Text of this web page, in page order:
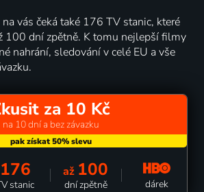
vás čeká také 176 TV stanic, které
100 dní zpětně. K tomu nejlepší filmy
nahrání, sledování v celé EU a vše
za 10 Kč
na 10 dní a bez závazku
176
stanic
až 100
dní zpětně dárek